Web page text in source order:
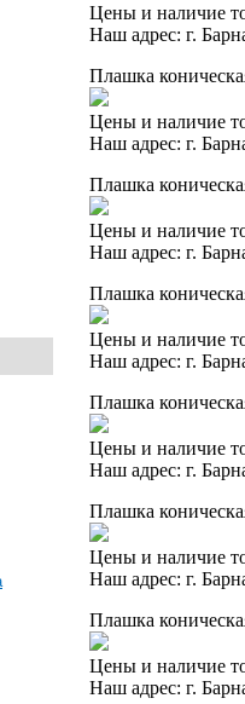
Цены и наличие
Наш адрес: г.
Плашка
Цены и наличие
Наш адрес: г.
Плашка
Цены и наличие
Наш адрес: г.
Плашка
Цены и наличие
Наш адрес: г.
Плашка
Цены и наличие
Наш адрес: г.
Плашка
Цены и наличие
Наш адрес: г.
Плашка
Цены и наличие
Наш адрес: г.